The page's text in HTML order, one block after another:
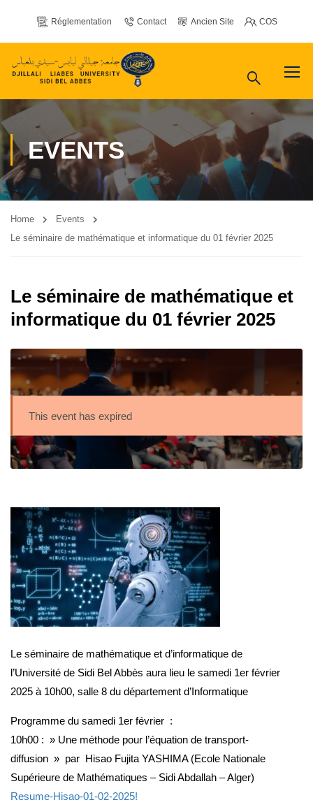
Réglementation Contact Ancien Site COS
EVENTS
Home
Events
Le séminaire de mathématique et informatique du 01 février 2025
Le séminaire de mathématique et
informatique du 01 février 2025
This event has expired
Le séminaire de mathématique et d’informatique de
l’Université de Sidi Bel Abbès aura lieu le samedi 1er février
2025 à 10h00, salle 8 du département d’Informatique
Programme du samedi 1er février :
10h00 : » Une méthode pour l’équation de transport-
diffusion » par Hisao Fujita YASHIMA (Ecole Nationale
Supérieure de Mathématiques – Sidi Abdallah – Alger)
Resume-Hisao-01-02-2025!